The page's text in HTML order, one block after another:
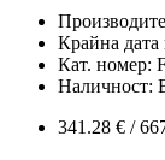
Крайна дата
Кат. номер:
Наличност:
341.28 € /